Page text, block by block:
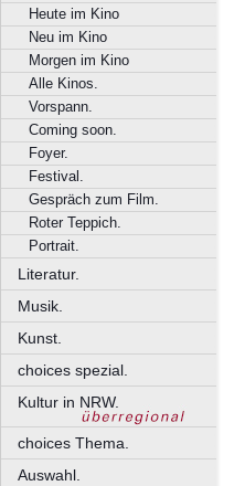
Heute im Kino
Neu im Kino
Morgen im Kino
Alle Kinos.
Vorspann.
Coming soon.
Foyer.
Festival.
Gespräch zum Film.
Roter Teppich.
Portrait.
Literatur.
Musik.
Kunst.
choices spezial.
Kultur in NRW.
choices Thema.
Auswahl.